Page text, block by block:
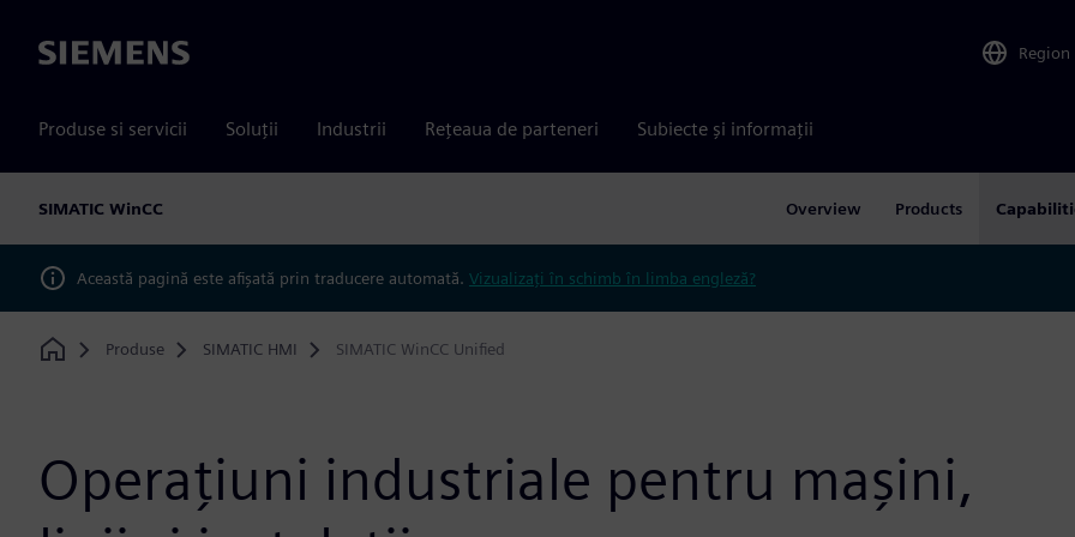
Siemens Region
Produse si servicii Soluții Industrii Rețeaua de parteneri Subiecte și informații
SIMATIC WinCC Overview Products
Această pagină este afișată prin traducere automată. Vizualizați în schimb în limba engleză?
Home
Produse SIMATIC HMI SIMATIC WinCC Unified
Operațiuni industriale pentru mașini,